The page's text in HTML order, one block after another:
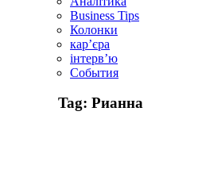
Business Tips
Колонки
кар’єра
інтерв’ю
Cобытия
Tag: Рианна